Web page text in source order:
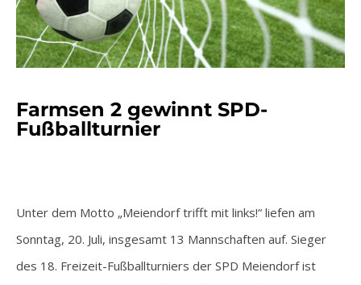
Farmsen 2 gewinnt SPD-
Fußballturnier
Unter dem Motto „Meiendorf trifft mit links!“ liefen am
Sonntag, 20. Juli, insgesamt 13 Mannschaften auf. Sieger
des 18. Freizeit-Fußballturniers der SPD Meiendorf ist